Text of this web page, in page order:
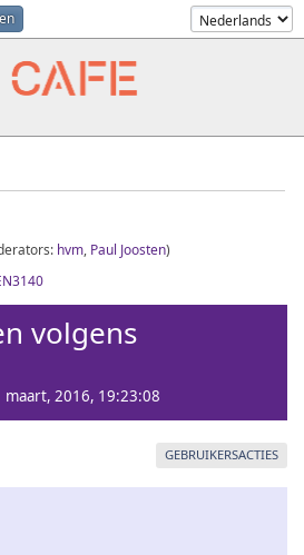
hvm, Paul Joosten)
volgens
2016, 19:23:08
GEBRUIKERSACTIES